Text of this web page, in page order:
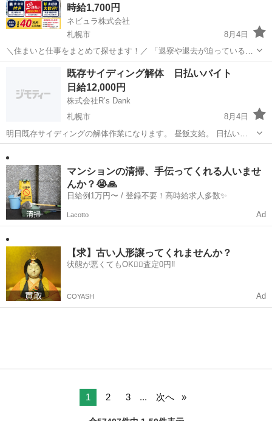
時給1,700円
ネビュラ株式会社
札幌市
8月4日
＼住まいと仕事をまとめて探せます！／ 「退寮や退去が迫っている」
「所持金が少なく、生活が不安」 「寮付きの仕事をすぐに始めたい」
「新しい土地で生活を立て直したい」 このようなお悩みを抱えている
方は、一人...
札幌市 その他 ゴールデンウィーク
既存サイディング解体 日払いバイト
日給12,000円
株式会社R’s Dank
札幌市
8月4日
明日既存サイディングの解体作業になります。 昼飯支給。 日払い
12000になります。 よろしくお願いします。
マンションの清掃、手伝ってくれる人いませ
んか？😭🙏
日給例1万円〜 / 登録不要！高時給求人多数✨
Lacotto Ad
【求】古い人形譲ってくれませんか？
状態が悪くてもOK🙆‍♀️査定0円‼️
COYASH Ad
1 2 3 ... 次へ